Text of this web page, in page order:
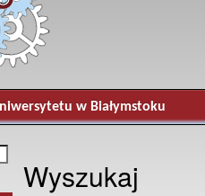
w Białymstoku
Wyszukaj